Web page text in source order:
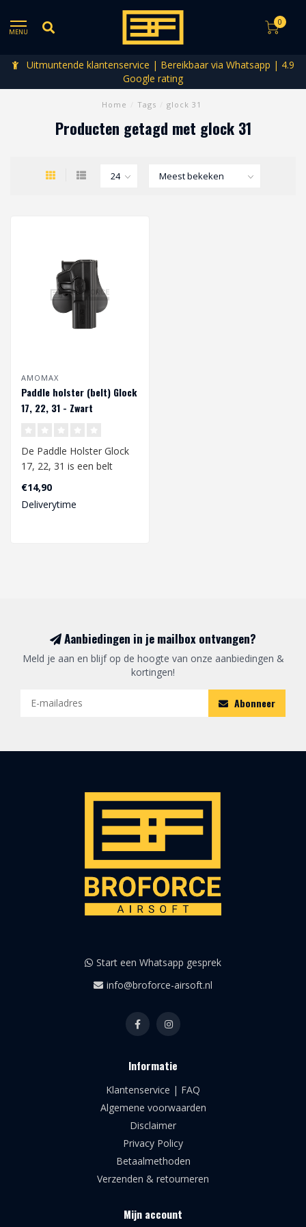
MENU
0
Uitmuntende klantenservice | Bereikbaar via Whatsapp | 4.9
Google rating
Home Tags glock 31
Producten getagd met glock 31
AMOMAX
Paddle holster (belt) Glock
17, 22, 31 - Zwart
De Paddle Holster Glock
17, 22, 31 is een belt
holster speciaal
ontwikkeld voor ..
€14,90
Deliverytime
Aanbiedingen in je mailbox ontvangen?
Meld je aan en blijf op de hoogte van onze aanbiedingen &
kortingen!
Abonneer
Start een Whatsapp gesprek
info@broforce-airsoft.nl
Informatie
Klantenservice | FAQ
Algemene voorwaarden
Disclaimer
Privacy Policy
Betaalmethoden
Verzenden & retourneren
Mijn account